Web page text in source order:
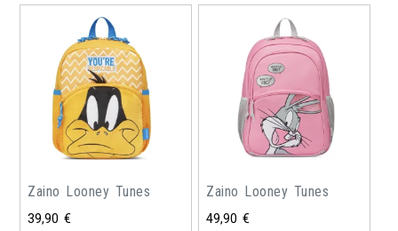
Zaino Looney Tunes
39,90€
Zaino Looney Tunes
49,90€